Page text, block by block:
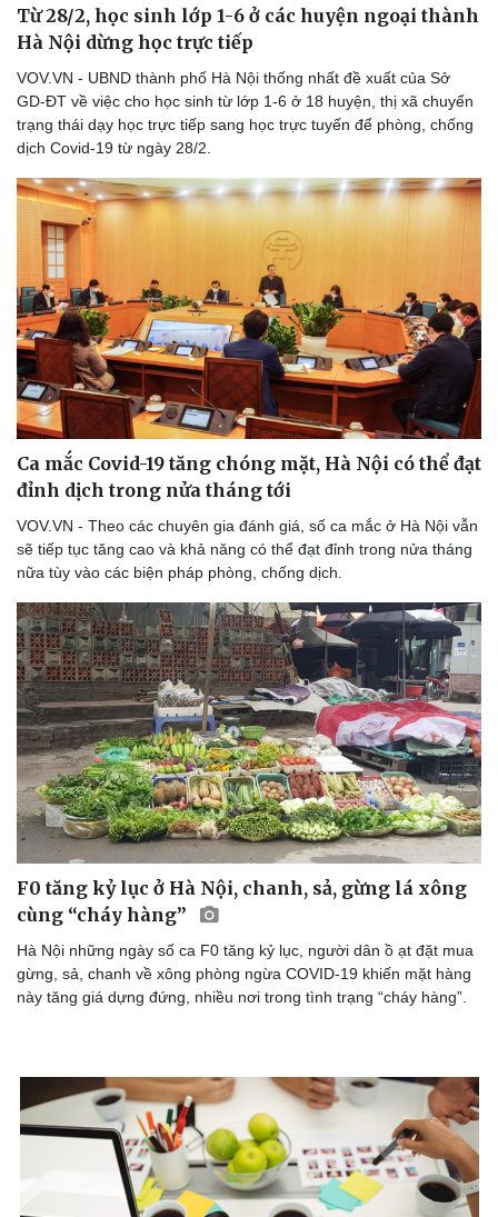
Doanh nghiệp
Thông tin doanh nghiệp
Doanh nghiệp 24h
Doanh nhân
Vì cộng đồng
Công nghệ
Sành điệu
Trải nghiệm
Chuyển đổi số
Từ 28/2, học sinh lớp 1-6 ở các huyện ngoại thành
Hà Nội dừng học trực tiếp
VOV.VN - UBND thành phố Hà Nội thống nhất đề xuất của Sở
GD-ĐT về việc cho học sinh từ lớp 1-6 ở 18 huyện, thị xã chuyển
trạng thái dạy học trực tiếp sang học trực tuyến để phòng, chống
dịch Covid-19 từ ngày 28/2.
Ca mắc Covid-19 tăng chóng mặt, Hà Nội có thể đạt
đỉnh dịch trong nửa tháng tới
VOV.VN - Theo các chuyên gia đánh giá, số ca mắc ở Hà Nội vẫn
sẽ tiếp tục tăng cao và khả năng có thể đạt đỉnh trong nửa tháng
nữa tùy vào các biện pháp phòng, chống dịch.
F0 tăng kỷ lục ở Hà Nội, chanh, sả, gừng lá xông
cùng “cháy hàng”
Hà Nội những ngày số ca F0 tăng kỷ lục, người dân ồ ạt đặt mua
gừng, sả, chanh về xông phòng ngừa COVID-19 khiến mặt hàng
này tăng giá dựng đứng, nhiều nơi trong tình trạng “cháy hàng”.